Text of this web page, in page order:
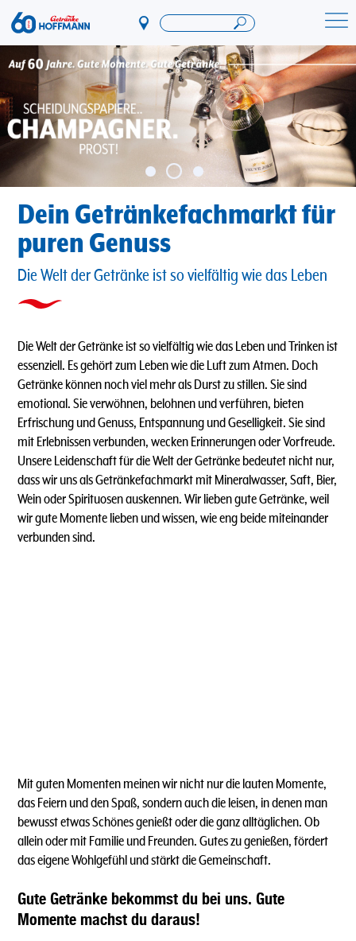
Direkt
zum
Inhalt
Startseite Getränke Hoffmann
Dein Getränkefachmarkt für
puren Genuss
Die Welt der Getränke ist so vielfältig wie das Leben
Die Welt der Getränke ist so vielfältig wie das Leben und Trinken ist
essenziell. Es gehört zum Leben wie die Luft zum Atmen. Doch
Getränke können noch viel mehr als Durst zu stillen. Sie sind
emotional. Sie verwöhnen, belohnen und verführen, bieten
Erfrischung und Genuss, Entspannung und Geselligkeit. Sie sind
mit Erlebnissen verbunden, wecken Erinnerungen oder Vorfreude.
Unsere Leidenschaft für die Welt der Getränke bedeutet nicht nur,
dass wir uns als Getränkefachmarkt mit Mineralwasser, Saft, Bier,
Wein oder Spirituosen auskennen. Wir lieben gute Getränke, weil
wir gute Momente lieben und wissen, wie eng beide miteinander
verbunden sind.
Mit guten Momenten meinen wir nicht nur die lauten Momente,
das Feiern und den Spaß, sondern auch die leisen, in denen man
bewusst etwas Schönes genießt oder die ganz alltäglichen. Ob
allein oder mit Familie und Freunden. Gutes zu genießen, fördert
das eigene Wohlgefühl und stärkt die Gemeinschaft.
Gute Getränke bekommst du bei uns. Gute
Momente machst du daraus!